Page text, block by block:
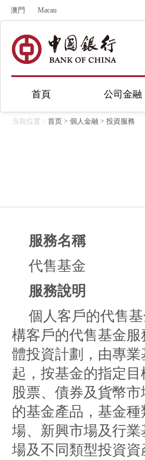
澳門 Macau
首頁 公司金融
当前位置： 首页 > 個人金融 > 投資服務
服務名稱
代售基金
服務說明
個人客戶的代售
構客戶的代售基金
體投資計劃，由專
起，按基金的指定
股票、債券及貨幣
的基金產品，基金
場、新興市場及行
場及不同類型投資